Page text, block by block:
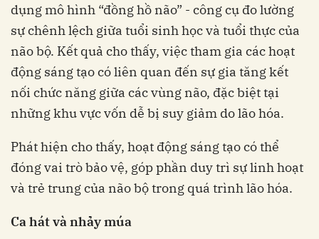
dụng mô hình “đồng hồ não” - công cụ đo lường
sự chênh lệch giữa tuổi sinh học và tuổi thực của
não bộ. Kết quả cho thấy, việc tham gia các hoạt
động sáng tạo có liên quan đến sự gia tăng kết
nối chức năng giữa các vùng não, đặc biệt tại
những khu vực vốn dễ bị suy giảm do lão hóa.
Phát hiện cho thấy, hoạt động sáng tạo có thể
đóng vai trò bảo vệ, góp phần duy trì sự linh hoạt
và trẻ trung của não bộ trong quá trình lão hóa.
‏Ca hát và nhảy múa